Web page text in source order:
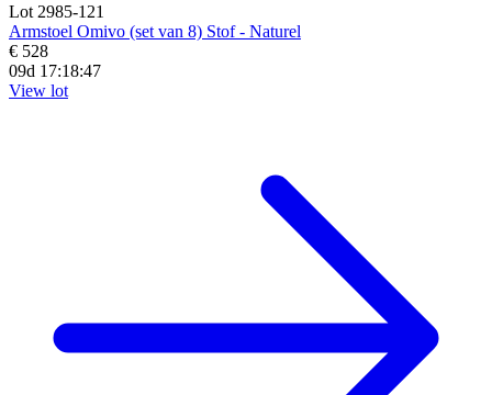
Lot 2985-121
Armstoel Omivo (set van 8) Stof - Naturel
€ 528
09d 17:18:45
View lot